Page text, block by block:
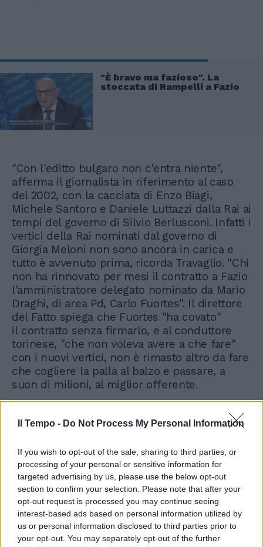
Il Tempo - Do Not Process My Personal Information
If you wish to opt-out of the sale, sharing to third parties, or
processing of your personal or sensitive information for
targeted advertising by us, please use the below opt-out
section to confirm your selection. Please note that after your
opt-out request is processed you may continue seeing
interest-based ads based on personal information utilized by
us or personal information disclosed to third parties prior to
your opt-out. You may separately opt-out of the further
"È bravo ma fazioso". La
stoccata di Rampelli a Fazio
"Con l'editto bulgaro non c'entra niente",
afferma il giornalista in riferimento al caso
del 2002, con la cacciata di Enzo Biagi,
Michele Santoro e Daniele Luttazzi dalla Rai ai
tempi del governo di Silvio Berlusconi. Infatti i
vertici della Rai nominati dal governo di
Giorgia Meloni non sono ancora in carica e
tutto è avvenuto prima, ricorda Travaglio. "Chi
non ha rinnovato per mesi il contratto a Fazio
l'amministratore delegato nominato da Mario
Draghi, di area Pd, Carlo Fuortes". Il direttore
del Fatto spiega che Fuortes "ha covato"
il contratto senza firmarlo, e al conduttore
torinese, "che non voleva avere a che fare"
con i nuovi vertici, non è rimasto altro da fare
che cogliere la palla al balzo e passare, a
suon di milioni, al miglior offerente.
Fazio? La censura è
un'invenzione: Renzi difende
Meloni sul caso Rai